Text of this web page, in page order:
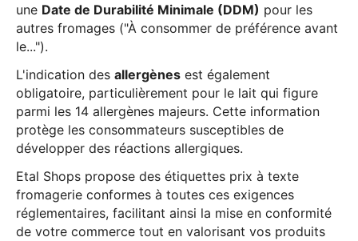
une Date de Durabilité Minimale (DDM) pour les
autres fromages ("À consommer de préférence avant
le...").
L'indication des allergènes est également
obligatoire, particulièrement pour le lait qui figure
parmi les 14 allergènes majeurs. Cette information
protège les consommateurs susceptibles de
développer des réactions allergiques.
Etal Shops propose des étiquettes prix à texte
fromagerie conformes à toutes ces exigences
réglementaires, facilitant ainsi la mise en conformité
de votre commerce tout en valorisant vos produits